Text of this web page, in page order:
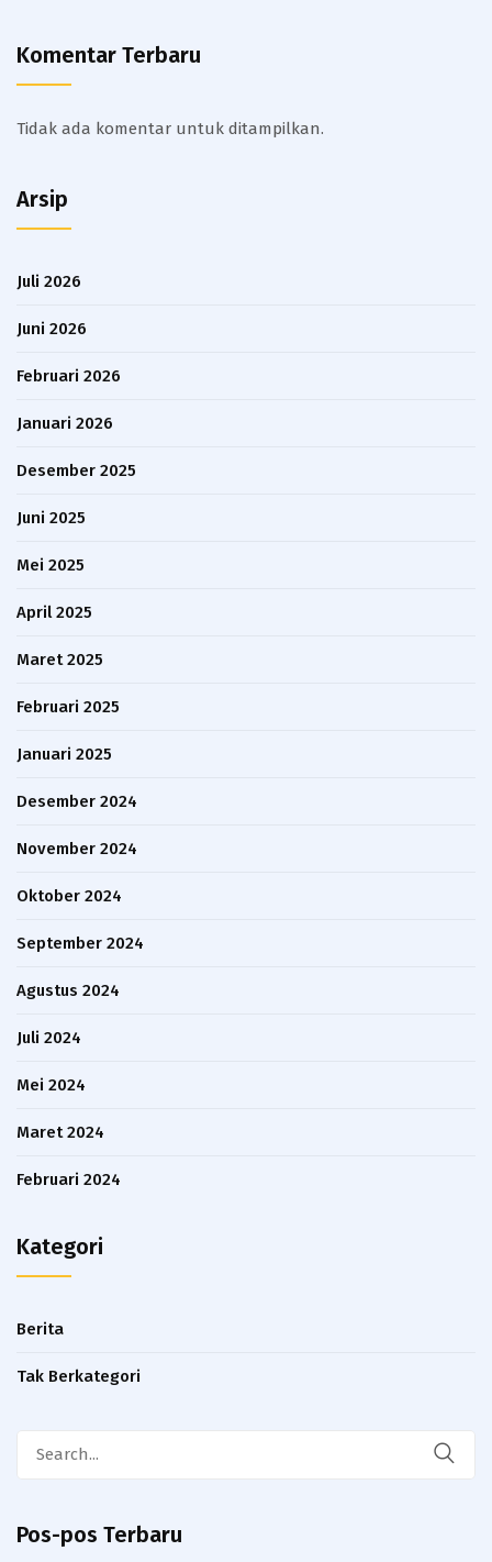
Komentar Terbaru
Tidak ada komentar untuk ditampilkan.
Arsip
Juli 2026
Juni 2026
Februari 2026
Januari 2026
Desember 2025
Juni 2025
Mei 2025
April 2025
Maret 2025
Februari 2025
Januari 2025
Desember 2024
November 2024
Oktober 2024
September 2024
Agustus 2024
Juli 2024
Mei 2024
Maret 2024
Februari 2024
Kategori
Berita
Tak Berkategori
Pos-pos Terbaru